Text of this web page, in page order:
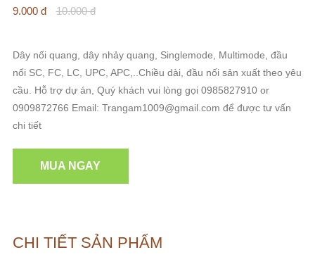
9.000 đ 10.000 đ
Dây nối quang, dây nhảy quang, Singlemode, Multimode, đầu
nối SC, FC, LC, UPC, APC,..Chiều dài, đầu nối sản xuất theo yêu
cầu. Hỗ trợ dự án, Quý khách vui lòng gọi 0985827910 or
0909872766 Email: Trangam1009@gmail.com để được tư vấn
chi tiết
MUA NGAY
CHI TIẾT SẢN PHẨM